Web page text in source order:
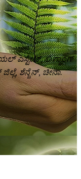
ಎಸ್ಟೇಟ್, ಲಿ ಗ್ಯಾಂಗ್
ಶೆನ್ಜೆನ್, ಚೀನಾ.